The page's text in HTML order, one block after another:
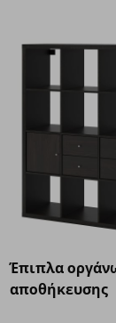
Έπιπλα
αποθήκευσης